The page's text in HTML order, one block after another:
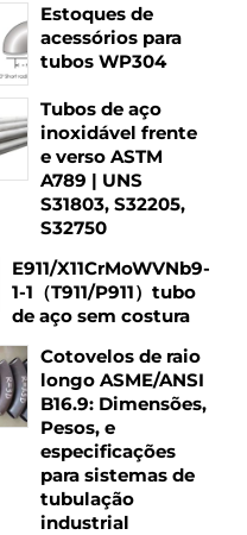
Estoques de
acessórios para
tubos WP304
Tubos de aço
inoxidável frente
e verso ASTM
A789 | UNS
S31803, S32205,
S32750
E911/X11CrMoWVNb9-
1-1（T911/P911）tubo
de aço sem costura
Cotovelos de raio
longo ASME/ANSI
B16.9: Dimensões,
Pesos, e
especificações
para sistemas de
tubulação
industrial